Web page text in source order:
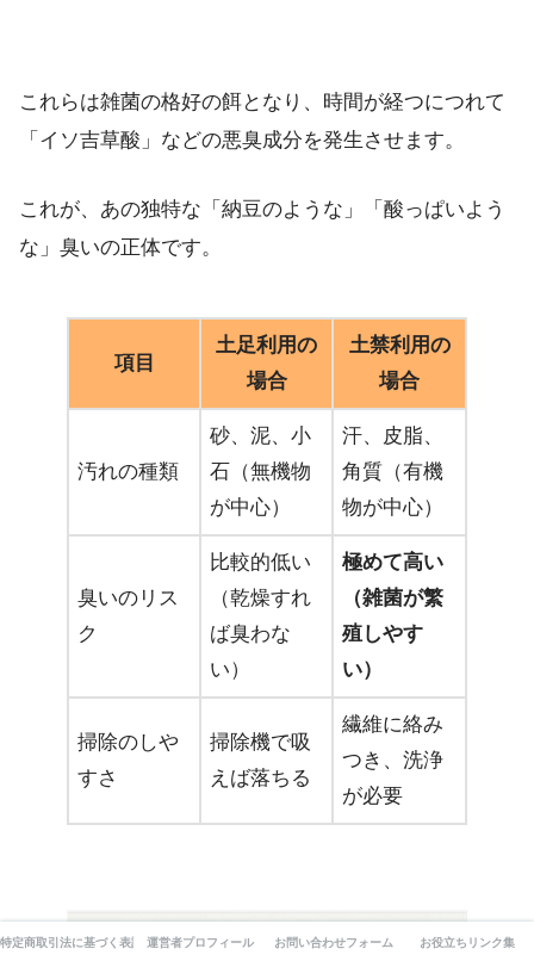
これらは雑菌の格好の餌となり、時間が経つにつれて
「イソ吉草酸」などの悪臭成分を発生させます。
これが、あの独特な「納豆のような」「酸っぱいよう
な」臭いの正体です。
項目
土足利用の
場合
土禁利用の
場合
汚れの種類
砂、泥、小
石（無機物
が中心）
汗、皮脂、
角質（有機
物が中心）
臭いのリス
ク
比較的低い
（乾燥すれ
ば臭わな
い）
極めて高い
（雑菌が繁
殖しやす
い）
掃除のしや
すさ
掃除機で吸
えば落ちる
繊維に絡み
つき、洗浄
が必要
特定商取引法に基づく表記 運営者プロフィール お問い合わせフォーム お役立ちリンク集